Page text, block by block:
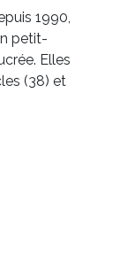
1990,
petit-
Elles
(38) et